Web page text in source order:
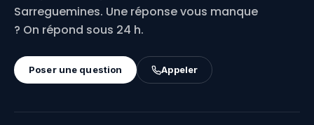
Sarreguemines. Une réponse vous manque
? On répond sous 24 h.
Poser une question Appeler